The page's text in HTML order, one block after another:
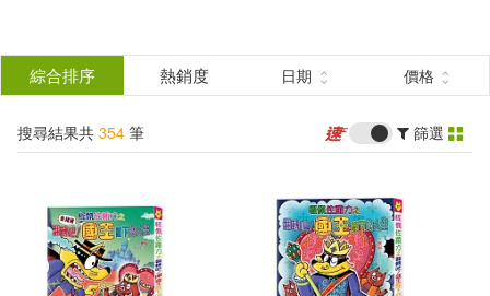
結
分類 (單選)
所有商品(354) 圖書(238)
影音(5) 雜誌(9)
設計文具(1) 電子書(101)
綜合排序 熱銷度 日期 價格
搜尋結果共 354 筆 篩選